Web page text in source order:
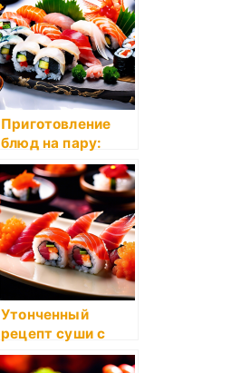
Приготовление
блюд на пару:
рецепты
Утонченный
рецепт суши с
тунцом и икрой